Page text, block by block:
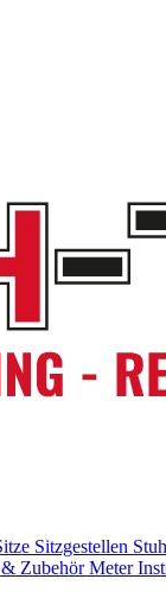
Sitzgestellen
ZubehörMeter